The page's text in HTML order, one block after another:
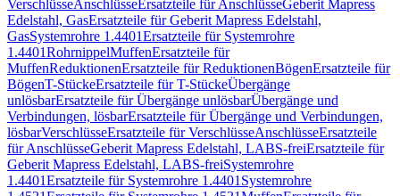
VerschlüsseAnschlüsseErsatzteile für AnschlüsseGeberit Mapress
Edelstahl, GasErsatzteile für Geberit Mapress Edelstahl,
GasSystemrohre 1.4401Ersatzteile für Systemrohre
1.4401RohrnippelMuffenErsatzteile für
MuffenReduktionenErsatzteile für ReduktionenBögenErsatzteile für
BögenT-StückeErsatzteile für T-StückeÜbergänge
unlösbarErsatzteile für Übergänge unlösbarÜbergänge und
Verbindungen, lösbarErsatzteile für Übergänge und Verbindungen,
lösbarVerschlüsseErsatzteile für VerschlüsseAnschlüsseErsatzteile
für AnschlüsseGeberit Mapress Edelstahl, LABS-freiErsatzteile für
Geberit Mapress Edelstahl, LABS-freiSystemrohre
1.4401Ersatzteile für Systemrohre 1.4401 Systemrohre